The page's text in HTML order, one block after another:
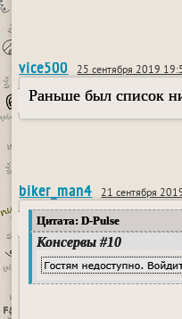
vice500 25 сентября 2019
Раньше был список
biker_man4 21 сентября
Цитата: D-Pulse
Консервы #10